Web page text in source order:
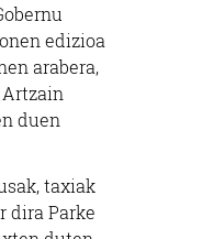
edizioa
arabera,
duen
taxiak
dira Parke